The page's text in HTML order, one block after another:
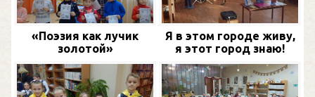
«Поэзия как лучик
золотой»
Я в этом городе живу,
я этот город знаю!